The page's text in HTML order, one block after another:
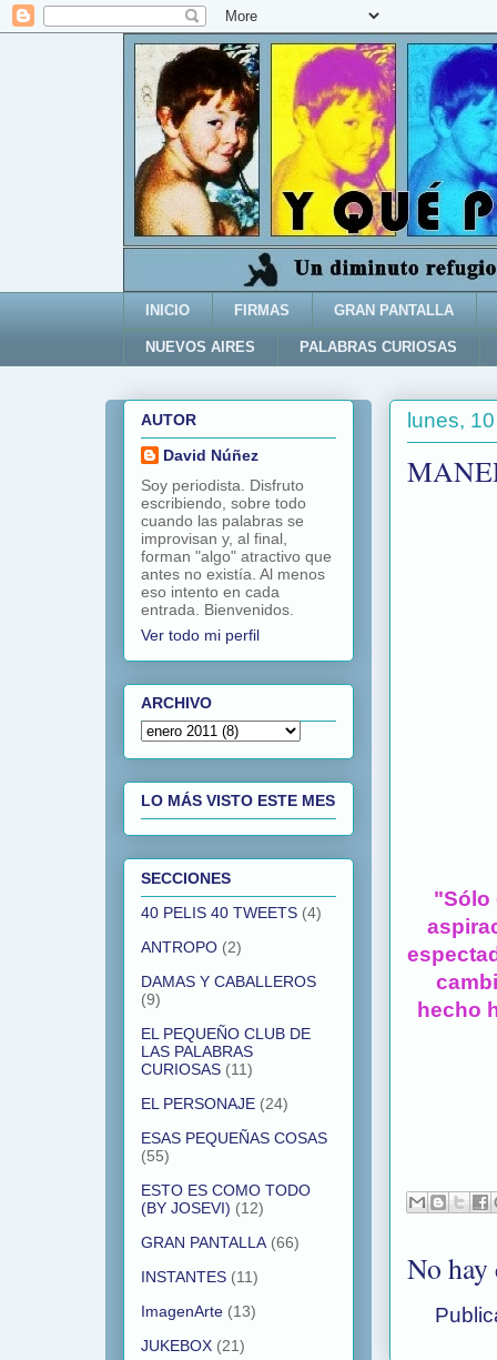
INICIO FIRMAS GRAN PANTALLA
NUEVOS AIRES PALABRAS CURIOSAS
lunes,
"Sólo
hecho
No hay
AUTOR
David Núñez
Soy periodista. Disfruto
escribiendo, sobre todo
cuando las palabras se
improvisan y, al final,
forman "algo" atractivo que
antes no existía. Al menos
eso intento en cada
entrada. Bienvenidos.
Ver todo mi perfil
ARCHIVO
LO MÁS VISTO ESTE MES
SECCIONES
40 PELIS 40 TWEETS (4)
ANTROPO (2)
DAMAS Y CABALLEROS
(9)
EL PEQUEÑO CLUB DE
LAS PALABRAS
CURIOSAS (11)
EL PERSONAJE (24)
ESAS PEQUEÑAS COSAS
(55)
ESTO ES COMO TODO
(BY JOSEVI) (12)
GRAN PANTALLA (66)
INSTANTES (11)
ImagenArte (13)
JUKEBOX (21)